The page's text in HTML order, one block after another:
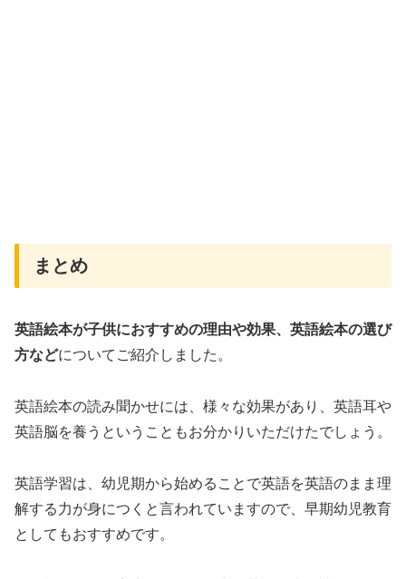
まとめ
英語絵本が子供におすすめの理由や効果、英語絵本の選び
方などについてご紹介しました。
英語絵本の読み聞かせには、様々な効果があり、英語耳や
英語脳を養うということもお分かりいただけたでしょう。
英語学習は、幼児期から始めることで英語を英語のまま理
解する力が身につくと言われていますので、早期幼児教育
としてもおすすめです。